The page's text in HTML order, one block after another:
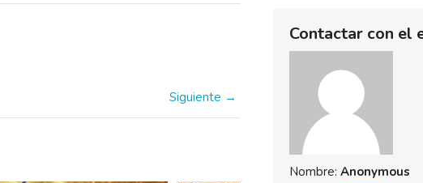
Siguiente →
Contactar con el
Nombre: Anonymous